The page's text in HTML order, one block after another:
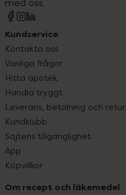
Kundservice
Kontakta oss
Vanliga frågor
Hitta apotek
Handla tryggt
Leverans, betalning och retur
Kundklubb
Sajtens tillgänglighet
App
Köpvillkor
Om recept och läkemedel